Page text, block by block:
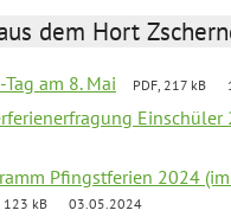
dem Hort
am 8. Mai PDF, 217 kB
Einschüler
Pfingstferien 2024
123 kB 03.05.2024